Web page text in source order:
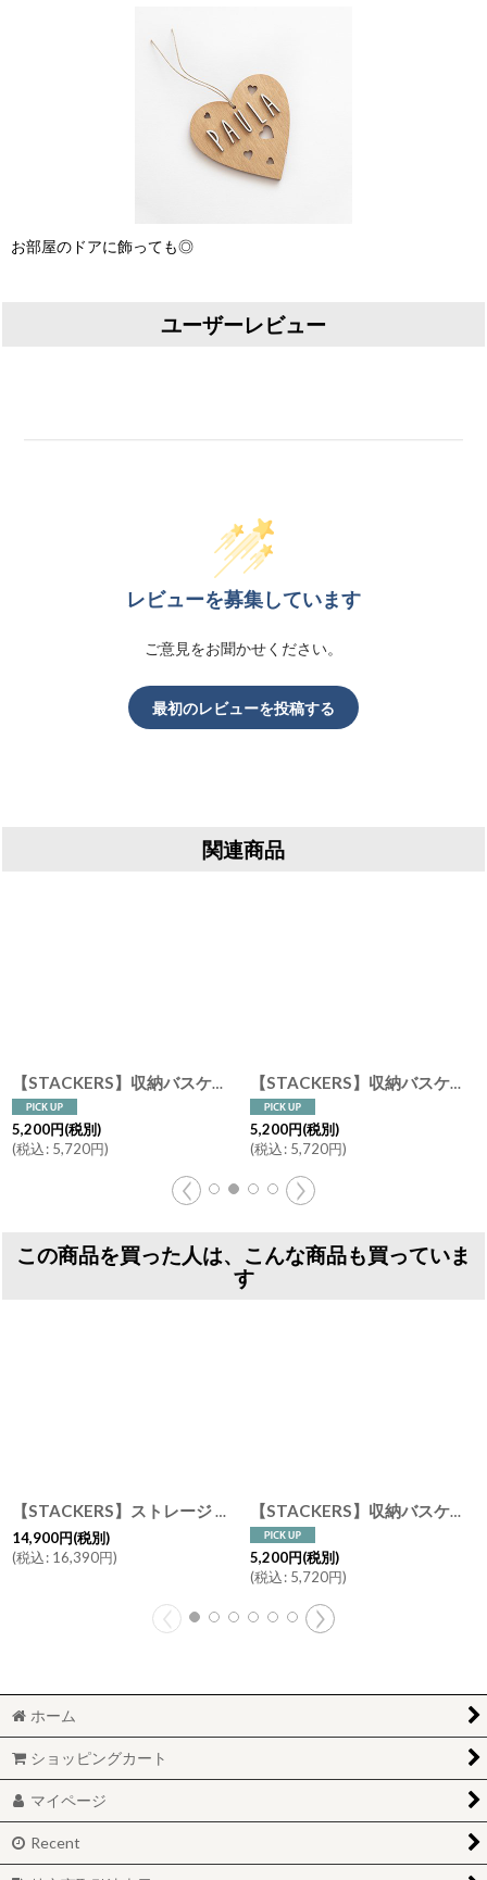
お部屋のドアに飾っても◎
ユーザーレビュー
レビューを募集しています
ご意見をお聞かせください。
最初のレビューを投稿する
関連商品
【STACKERS】収納バスケット エドワード エレファント Edward Elephant Little Stackers リトルスタッカーズ Laundry Storage Basket スタッカーズ
5,200円(税別)
(税込: 5,720円)
【STACKERS】収納バスケット バーティー ベア Bertie Bear Little Stackers リトルスタッカーズ Laundry Storage Basket スタッカーズ
5,200円(税別)
(税込: 5,720円)
この商品を買った人は、こんな商品も買っていま
す
【STACKERS】ストレージ ボックス L Storage Box L トープ グレージュ Taupe スタッカーズ
14,900円(税別)
(税込: 16,390円)
【STACKERS】収納バスケット バーティー ベア Bertie Bear Little Stackers リトルスタッカーズ Laundry Storage Basket スタッカーズ
5,200円(税別)
(税込: 5,720円)
ホーム
ショッピングカート
マイページ
Recent